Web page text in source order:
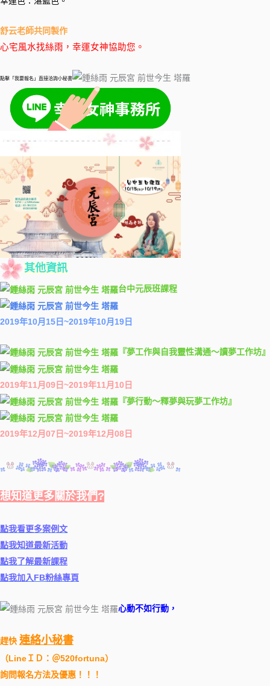
舒云老師共同製作
心宅風水找絲雨，幸運女神協助您。
點擊「我要報名」直接洽詢小秘書
其他資訊
台中元辰班課程
2019年10月15日~2019年10月19日
『夢工作與自我靈性溝通～讀夢工作坊』
2019年11月09日~2019年11月10日
『夢行動～釋夢與玩夢工作坊』
2019年12月07日~2019年12月08日
想知道更多關於我們?
點我看更多案例文
點我知道最新活動
點我了解最新課程
點我加入FB粉絲專頁
心動不如行動，
趕快 連絡小秘書
（LineＩＤ：＠520fortuna）
詢問報名方法及優惠！！！